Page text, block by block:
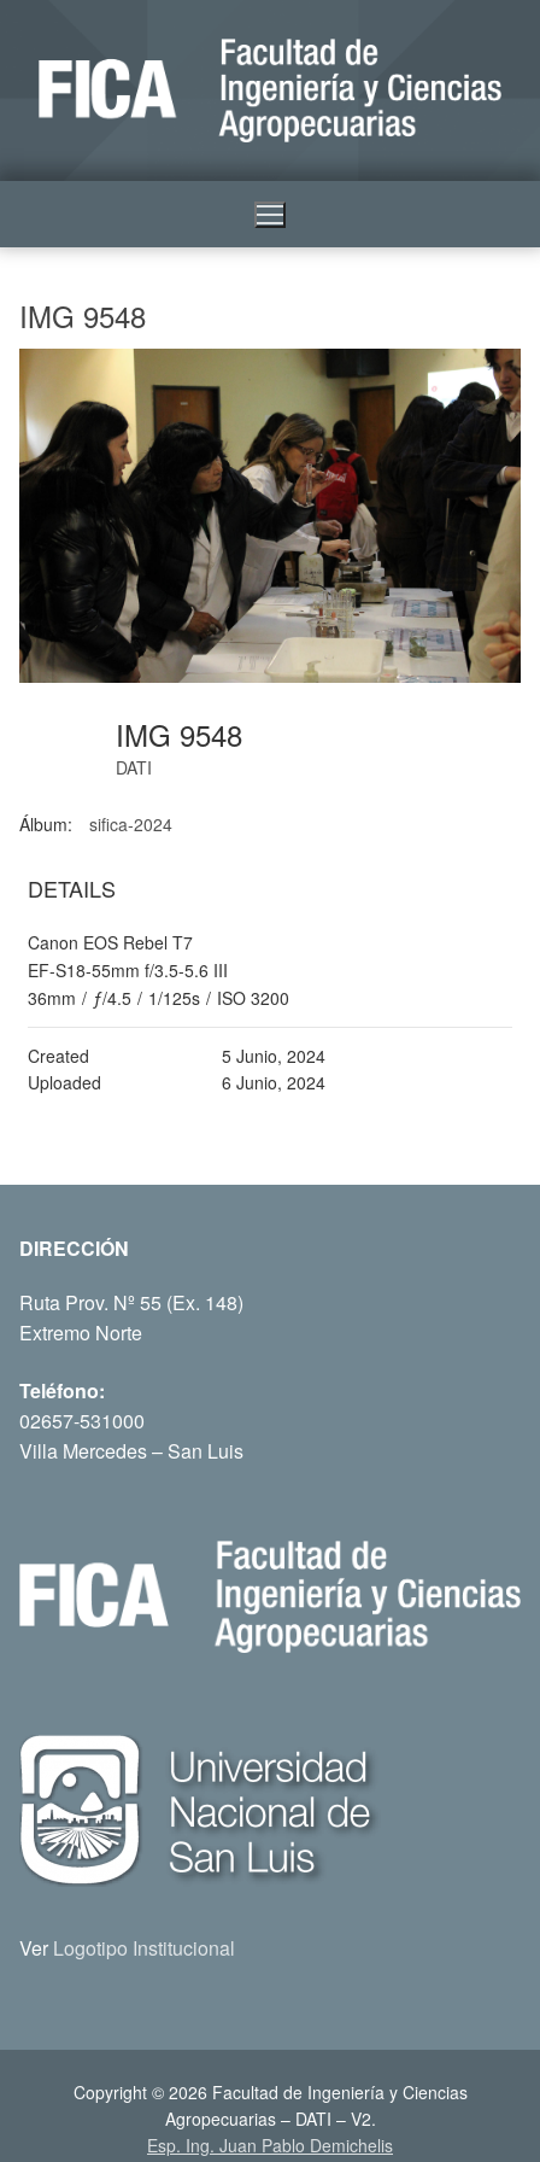
IMG 9548
IMG 9548
DATI
Álbum: sifica-2024
DETAILS
Canon EOS Rebel T7
EF-S18-55mm f/3.5-5.6 III
36mm / ƒ/4.5 / 1/125s / ISO 3200
Created
5 Junio, 2024
Uploaded
6 Junio, 2024
DIRECCIÓN
Ruta Prov. Nº 55 (Ex. 148)
Extremo Norte
Teléfono:
02657-531000
Villa Mercedes – San Luis
Ver Logotipo Institucional
Copyright © 2026 Facultad de Ingeniería y Ciencias
Agropecuarias – DATI – V2.
Esp. Ing. Juan Pablo Demichelis